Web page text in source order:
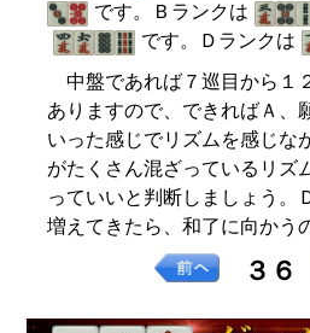
です。Ｂランクは
です。Ｄランクは
中盤であれば７巡目から１
ありますので、できればＡ、
いった感じでリズムを感じな
がたくさん混ざっているリズ
っていいと判断しましょう。
増えてきたら、和了に向かう
３６